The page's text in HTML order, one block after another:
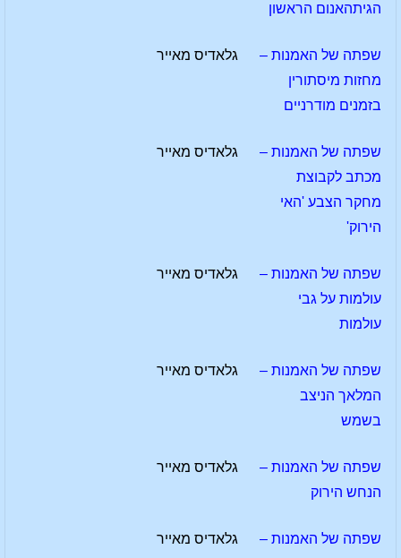
הגיתהאנום הראשון
שפתה של האמנות –
מחזות מיסתורין
בזמנים מודרניים
גלאדיס מאייר
שפתה של האמנות –
מכתב לקבוצת
מחקר הצבע 'האי
הירוק'
גלאדיס מאייר
שפתה של האמנות –
עולמות על גבי
עולמות
גלאדיס מאייר
שפתה של האמנות –
המלאך הניצב
בשמש
גלאדיס מאייר
שפתה של האמנות –
הנחש הירוק
גלאדיס מאייר
שפתה של האמנות –
גלאדיס מאייר